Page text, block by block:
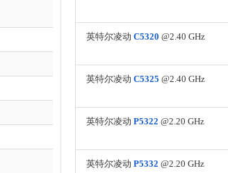
英特尔凌动 C5320 @2.40 GHz
英特尔凌动 C5325 @2.40 GHz
英特尔凌动 P5322 @2.20 GHz
英特尔凌动 P5332 @2.20 GHz